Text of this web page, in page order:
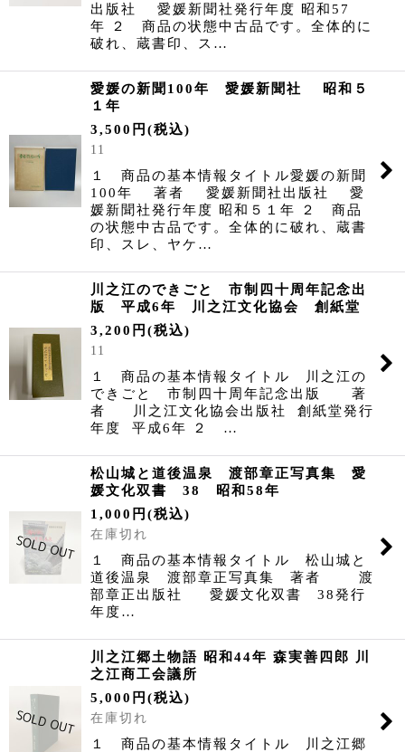
出版社 愛媛新聞社発行年度 昭和57
年 ２ 商品の状態中古品です。全体的に
破れ、蔵書印、ス…
愛媛の新聞100年 愛媛新聞社 昭和５
１年
3,500 円 (税込)
11
１ 商品の基本情報タイトル愛媛の新聞
100年 著者 愛媛新聞社出版社 愛
媛新聞社発行年度 昭和５１年 ２ 商品
の状態中古品です。全体的に破れ、蔵書
印、スレ、ヤケ…
川之江のできごと 市制四十周年記念出
版 平成6年 川之江文化協会 創紙堂
3,200 円 (税込)
11
１ 商品の基本情報タイトル 川之江の
できごと 市制四十周年記念出版 著
者 川之江文化協会出版社 創紙堂発行
年度 平成6年 ２ …
松山城と道後温泉 渡部章正写真集 愛
媛文化双書 38 昭和58年
1,000 円 (税込)
在庫切れ
１ 商品の基本情報タイトル 松山城と
道後温泉 渡部章正写真集 著者 渡
部章正出版社 愛媛文化双書 38発行
年度…
川之江郷土物語 昭和44年 森実善四郎 川
之江商工会議所
5,000 円 (税込)
在庫切れ
１ 商品の基本情報タイトル 川之江郷